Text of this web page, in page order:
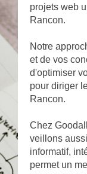
projets web
Rancon.
Notre
et de vos
d'optimiser
pour diriger
Rancon.
Chez
veillons
informatif,
permet un